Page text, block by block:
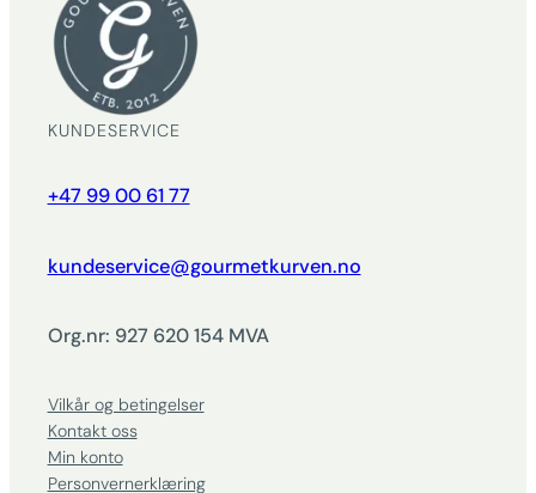
KUNDESERVICE
+47 99 00 61 77
kundeservice@gourmetkurven.no
Org.nr: 927 620 154 MVA
Vilkår og betingelser
Kontakt oss
Min konto
Personvernerklæring